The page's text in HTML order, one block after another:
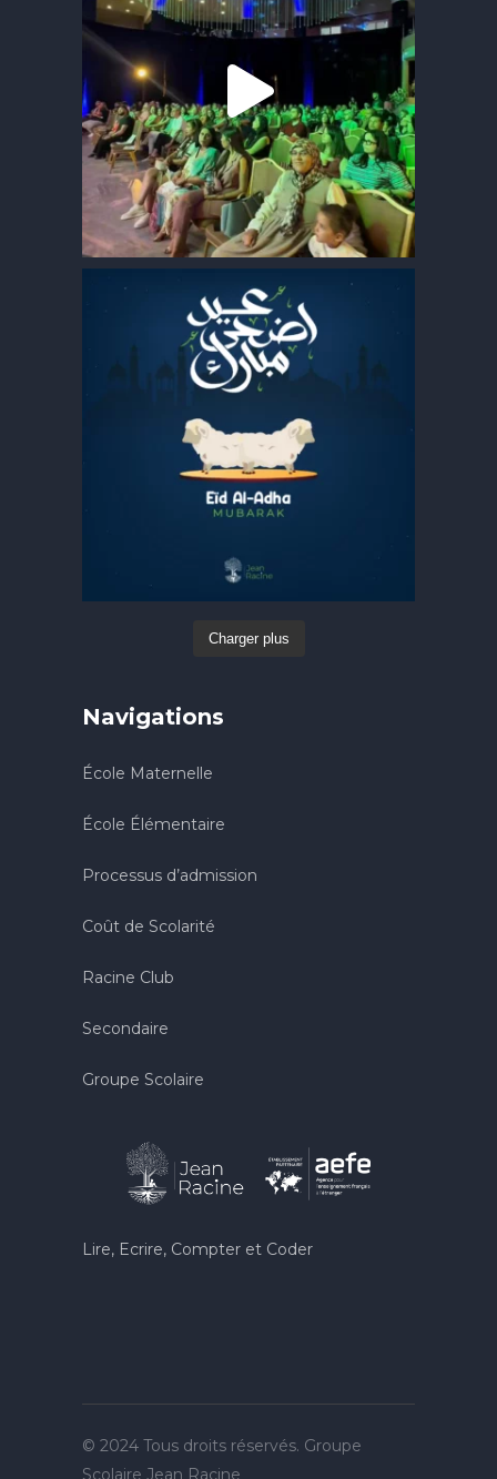
Charger plus
Navigations
École Maternelle
École Élémentaire
Processus d’admission
Coût de Scolarité
Racine Club
Secondaire
Groupe Scolaire
Lire, Ecrire, Compter et Coder
© 2024 Tous droits réservés. Groupe
Scolaire Jean Racine